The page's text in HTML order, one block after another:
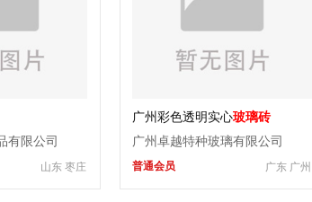
有限公司
山东 枣庄
广州彩色透明实心玻璃砖
广州卓越特种玻璃有限公司
广东 广州
普通会员